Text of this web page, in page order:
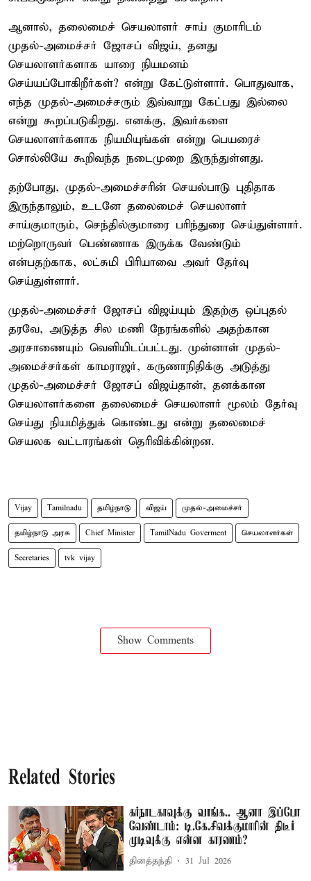
ஆனால், தலைமைச் செயலாளர் சாய் குமாரிடம்
முதல்-அமைச்சர் ஜோசப் விஜய், தனது
செயலாளர்களாக யாரை நியமனம்
செய்யப்போகிறீர்கள்? என்று கேட்டுள்ளார். பொதுவாக,
எந்த முதல்-அமைச்சரும் இவ்வாறு கேட்பது இல்லை
என்று கூறப்படுகிறது. எனக்கு, இவர்களை
செயலாளர்களாக நியமியுங்கள் என்று பெயரைச்
சொல்லியே கூறிவந்த நடைமுறை இருந்துள்ளது.
தற்போது, முதல்-அமைச்சரின் செயல்பாடு புதிதாக
இருந்தாலும், உடனே தலைமைச் செயலாளர்
சாய்குமாரும், செந்தில்குமாரை பரிந்துரை செய்துள்ளார்.
மற்றொருவர் பெண்ணாக இருக்க வேண்டும்
என்பதற்காக, லட்சுமி பிரியாவை அவர் தேர்வு
செய்துள்ளார்.
முதல்-அமைச்சர் ஜோசப் விஜய்யும் இதற்கு ஒப்புதல்
தரவே, அடுத்த சில மணி நேரங்களில் அதற்கான
அரசாணையும் வெளியிடப்பட்டது. முன்னாள் முதல்-
அமைச்சர்கள் காமராஜர், கருணாநிதிக்கு அடுத்து
முதல்-அமைச்சர் ஜோசப் விஜய்தான், தனக்கான
செயலாளர்களை தலைமைச் செயலாளர் மூலம் தேர்வு
செய்து நியமித்துக் கொண்டது என்று தலைமைச்
செயலக வட்டாரங்கள் தெரிவிக்கின்றன.
Vijay Tamilnadu தமிழ்நாடு விஜய் முதல்-அமைச்சர்
தமிழ்நாடு அரசு Chief Minister TamilNadu Goverment செயலாளர்கள்
Secretaries tvk vijay
Show Comments
Related Stories
கர்நாடகாவுக்கு வாங்க.. ஆனா இப்போ
வேண்டாம்: டி.கே.சிவக்குமாரின் திடீர்
முடிவுக்கு என்ன காரணம்?
தினத்தந்தி 31 Jul 2026